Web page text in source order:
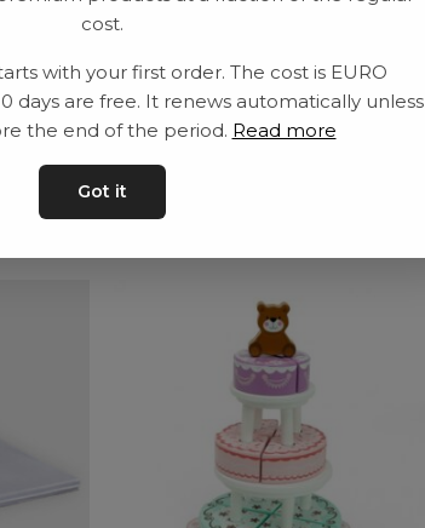
cost.
with your first order. The cost is EURO
days are free. It renews automatically unless
the end of the period. Read more
Got it